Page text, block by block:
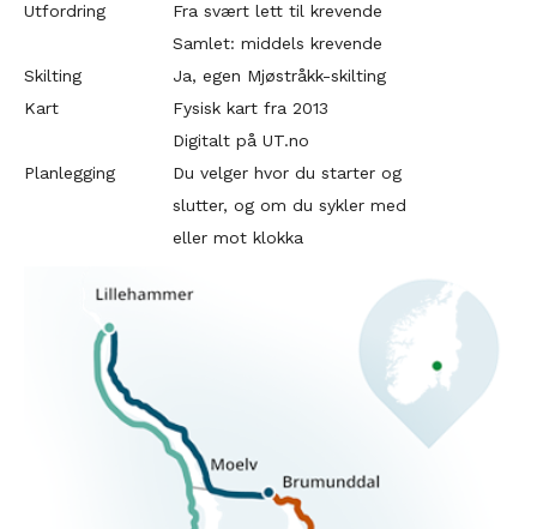
Utfordring
Fra svært lett til krevende
Samlet: middels krevende
Skilting
Ja, egen Mjøstråkk-skilting
Kart
Fysisk kart fra 2013
Digitalt på UT.no
Planlegging
Du velger hvor du starter og
slutter, og om du sykler med
eller mot klokka